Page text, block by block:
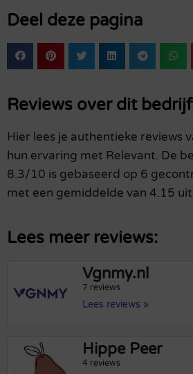
Deel deze pagina
Reviews over dit bedrijf
Hier lees je authentieke reviews
hun ervaring met Relevant. De
8.3/10 is gebaseerd op 6
met een gemiddelde van 4.15
Lees meer reviews:
Vgnmy.nl
7 reviews
Lees reviews »
Hippe Peer
4 reviews